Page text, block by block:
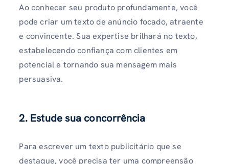
Ao conhecer seu produto profundamente, você
pode criar um texto de anúncio focado, atraente
e convincente. Sua expertise brilhará no texto,
estabelecendo confiança com clientes em
potencial e tornando sua mensagem mais
persuasiva.
2. Estude sua concorrência
Para escrever um texto publicitário que se
destaque, você precisa ter uma compreensão